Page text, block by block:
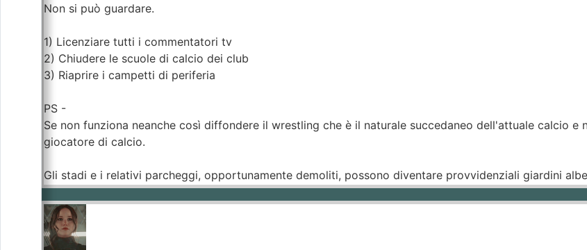
Non si può guardare.
1) Licenziare tutti i commentatori tv
2) Chiudere le scuole di calcio dei club
3) Riaprire i campetti di periferia
PS -
Se non funziona neanche così diffondere il wrestling che è il naturale succedaneo dell'attuale calcio e
giocatore di calcio.
Gli stadi e i relativi parcheggi, opportunamente demoliti, possono diventare provvidenziali giardini